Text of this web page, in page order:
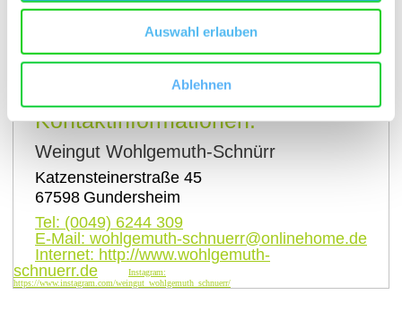
Auswahl erlauben
Ablehnen
auf Karte anzeigen
Kontaktinformationen:
Weingut Wohlgemuth-Schnürr
Katzensteinerstraße 45
67598 Gundersheim
Tel: (0049) 6244 309
E-Mail: wohlgemuth-schnuerr@onlinehome.de
Internet: http://www.wohlgemuth-
schnuerr.de
Instagram:
https://www.instagram.com/weingut_wohlgemuth_schnuerr/